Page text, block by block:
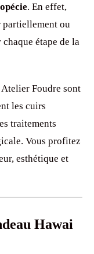
. En effet,
ou
étape de la
Foudre sont
les cuirs
traitements
Vous profitez
esthétique et
Hawai